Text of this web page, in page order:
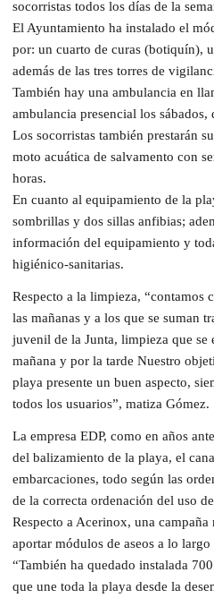
socorristas todos los días de la
El Ayuntamiento ha instalado el
por: un cuarto de curas (botiquín),
además de las tres torres de
También hay una ambulancia en
ambulancia presencial los
Los socorristas también prestarán
moto acuática de salvamento con
horas.
En cuanto al equipamiento de la
sombrillas y dos sillas anfibias;
información del equipamiento y
higiénico-sanitarias.
Respecto a la limpieza, “contamos
las mañanas y a los que se suman
juvenil de la Junta, limpieza que se
mañana y por la tarde Nuestro
playa presente un buen aspecto,
todos los usuarios”, matiza Gómez.
La empresa EDP, como en años
del balizamiento de la playa, el
embarcaciones, todo según las
de la correcta ordenación del uso
Respecto a Acerinox, una campaña
aportar módulos de aseos a lo
“También ha quedado instalada
que une toda la playa desde la